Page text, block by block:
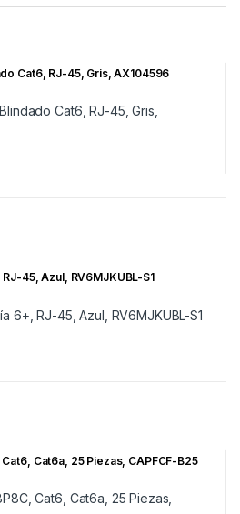
Cat6, RJ-45, Gris, AX104596
45, Azul, RV6MJKUBL-S1
Cat6a, 25 Piezas, CAPFCF-B25